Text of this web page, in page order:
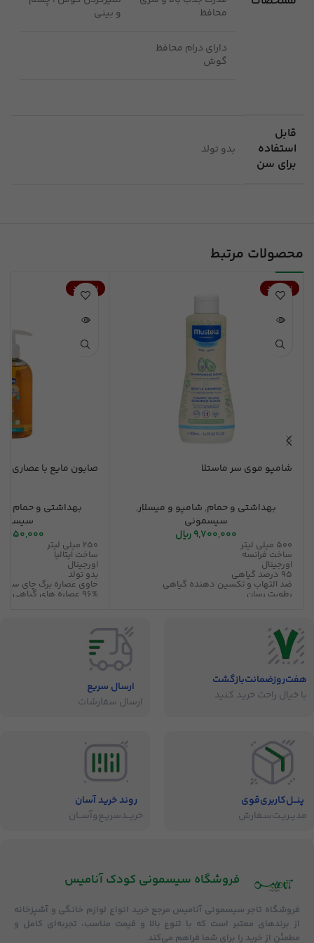
محافظ
و بینی
دارای درام محافظ
گوش
قابل
استفاده
برای سن
بدو تولد
محصولات مرتبط
ناموجود
شامپو موی سر ماستلا
بهداشتی و حمام, شامپو و میسلار,
سیسمونی
9,700,000ریال
500 میلی لیتر
ساخت فرانسه
اورجینال
95 درصد گیاهی
ضد التهاب و تکسین دهنده گیاهی
رطوبت رسان
ناموجود
صابون مایع با عصاری
بهداشتی و حمام
250 میلی لیتر
ساخت ایتالیا
اورجینال
بدو تولد
حاوی عصاره برگ چای سبز
96% عصاره های گیاهی
هفت‌روز‌ضمانت‌بازگشت
با خیال راحت خرید کنید
ارسال سریع
ارسال سفارشات
پنــل‌کاربری‌قوی
مدیــریـت‌سـفارش
روند خرید آسان
خریــد‌سریـع‌و‌آســان
فروشگاه‌ سیسمونی کودک آنامیس
فروشگاه تاجر سیسمونی آنامیس مرجع خرید انواع لوازم خانگی و آشپزخانه
از برندهای معتبر است که با تنوع بالا و قیمت مناسب، تجربه‌ای کامل و
مطمئن از خرید را برای شما فراهم می‌کند.